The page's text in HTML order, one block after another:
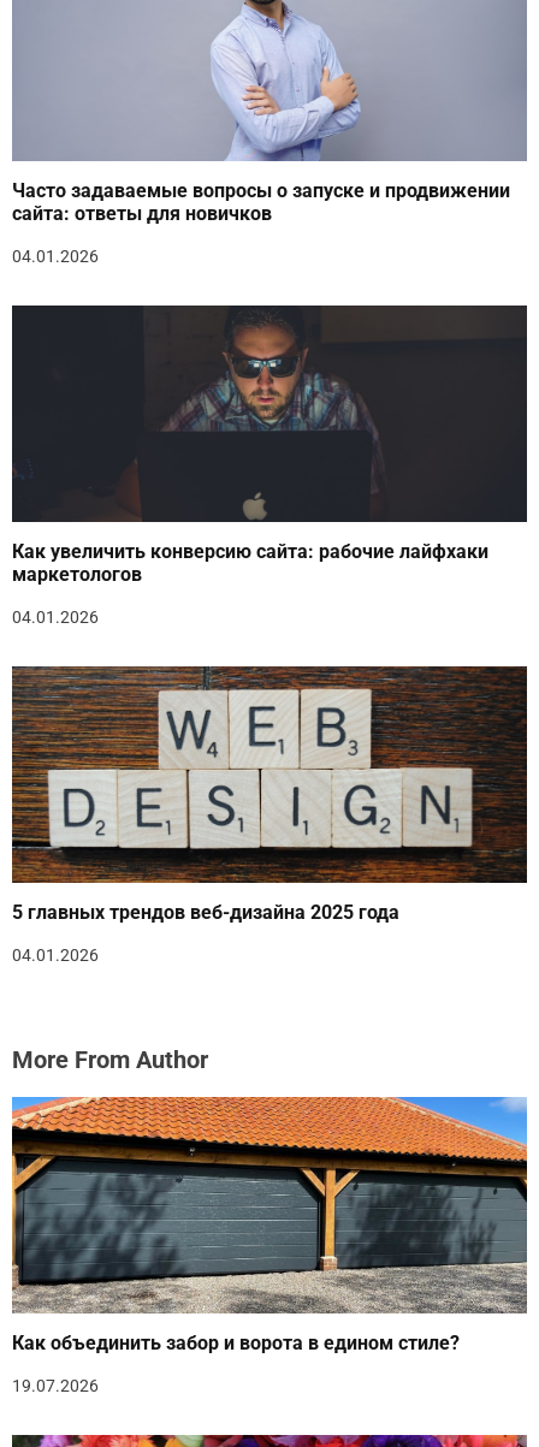
Часто задаваемые вопросы о запуске и продвижении
сайта: ответы для новичков
04.01.2026
Как увеличить конверсию сайта: рабочие лайфхаки
маркетологов
04.01.2026
5 главных трендов веб-дизайна 2025 года
04.01.2026
More From Author
Как объединить забор и ворота в едином стиле?
19.07.2026